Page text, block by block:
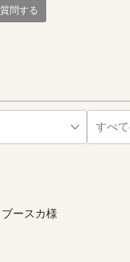
質問する
ブースカ様